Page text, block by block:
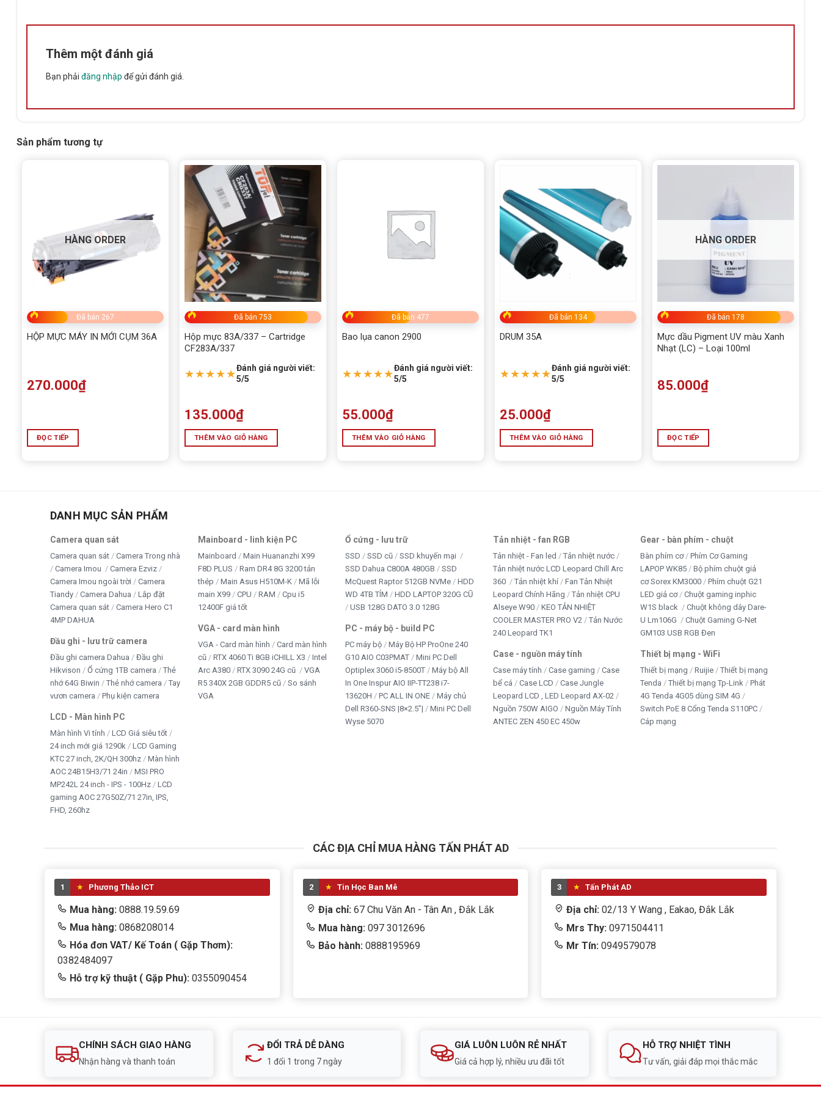
Thêm một đánh giá
Bạn phải đăng nhập để gửi đánh giá.
Sản phẩm tương tự
HÀNG ORDER
Đã bán 267
HỘP MỰC MÁY IN MỚI CỤM 36A
270.000₫
ĐỌC TIẾP
Đã bán 753
Hộp mực 83A/337 – Cartridge
CF283A/337
★★★★★Đánh giá người viết:
5/5
135.000₫
THÊM VÀO GIỎ HÀNG
Đã bán 477
Bao lụa canon 2900
★★★★★Đánh giá người viết:
5/5
55.000₫
THÊM VÀO GIỎ HÀNG
Đã bán 134
DRUM 35A
★★★★★Đánh giá người viết:
5/5
25.000₫
THÊM VÀO GIỎ HÀNG
HÀNG ORDER
Đã bán 178
Mực dầu Pigment UV màu Xanh
Nhạt (LC) – Loại 100ml
85.000₫
ĐỌC TIẾP
DANH MỤC SẢN PHẨM
Camera quan sát
Camera quan sát
Camera Trong nhà
Camera Imou
Camera Ezviz
Camera Imou ngoài trời
Camera
Tiandy
Camera Dahua
Lắp đặt
Camera quan sát
Camera Hero C1
4MP DAHUA
Đầu ghi - lưu trữ camera
Đầu ghi camera Dahua
Đầu ghi
Hikvison
Ổ cứng 1TB camera
Thẻ
nhớ 64G Biwin
Thẻ nhớ camera
Tay
vươn camera
Phụ kiện camera
LCD - Màn hình PC
Màn hình Vi tính
LCD Giá siêu tốt
24 inch mới giá 1290k
LCD Gaming
KTC 27 inch, 2K/QH 300hz
Màn hình
AOC 24B15H3/71 24in
MSI PRO
MP242L 24 inch - IPS - 100Hz
LCD
gaming AOC 27G50Z/71 27in, IPS,
FHD, 260hz
Mainboard - linh kiện PC
Mainboard
Main Huananzhi X99
F8D PLUS
Ram DR4 8G 3200 tản
thép
Main Asus H510M-K
Mã lỗi
main X99
CPU RAM
Cpu i5
12400F giá tốt
VGA - card màn hình
VGA - Card màn hình
Card màn hình
cũ
RTX 4060 Ti 8GB iCHILL X3
Intel
Arc A380
RTX 3090 24G cũ
VGA
R5 340X 2GB GDDR5 cũ
So sánh
VGA
Ổ cứng - lưu trữ
SSD SSD cũ
SSD khuyến mại
SSD Dahua C800A 480GB
SSD
McQuest Raptor 512GB NVMe
HDD
WD 4TB TÍM
HDD LAPTOP 320G CŨ
USB 128G DATO 3.0 128G
PC - máy bộ - build PC
PC máy bộ
Máy Bộ HP ProOne 240
G10 AIO C03PMAT
Mini PC Dell
Optiplex 3060 i5-8500T
Máy bộ All
In One Inspur AIO IIP-TT238 i7-
13620H
PC ALL IN ONE
Máy chủ
Dell R360-SNS |8×2.5”|
Mini PC Dell
Wyse 5070
Tản nhiệt - fan RGB
Tản nhiệt - Fan led
Tản nhiệt nước
Tản nhiệt nước LCD Leopard Chill Arc
360
Tản nhiệt khí
Fan Tản Nhiệt
Leopard Chính Hãng
Tản nhiệt CPU
Alseye W90
KEO TẢN NHIỆT
COOLER MASTER PRO V2
Tản Nước
240 Leopard TK1
Case - nguồn máy tính
Case máy tính Case gaming
Case
bể cá
Case LCD
Case Jungle
Leopard LCD , LED Leopard AX-02
Nguồn 750W AIGO
Nguồn Máy Tính
ANTEC ZEN 450 EC 450w
Gear - bàn phím - chuột
Bàn phím cơ
Phím Cơ Gaming
LAPOP WK85
Bộ phím chuột giả
cơ Sorex KM3000
Phím chuột G21
LED giả cơ
Chuột gaming inphic
W1S black
Chuột không dây Dare-
U Lm106G
Chuột Gaming G-Net
GM103 USB RGB Đen
Thiết bị mạng - WiFi
Thiết bị mạng Ruijie
Thiết bị mạng
Tenda
Thiết bị mạng Tp-Link
Phát
4G Tenda 4G05 dùng SIM 4G
Switch PoE 8 Cổng Tenda S110PC
Cáp mạng
CÁC ĐỊA CHỈ MUA HÀNG TẤN PHÁT AD
1 Phương Thảo ICT
Mua hàng: 0888.19.59.69
Mua hàng: 0868208014
Hóa đơn VAT/ Kế Toán ( Gặp Thơm):
0382484097
Hỗ trợ kỹ thuật ( Gặp Phu): 0355090454
2 Tin Học Ban Mê
Địa chỉ: 67 Chu Văn An - Tân An , Đắk Lắk
Mua hàng: 097 3012696
Bảo hành: 0888195969
3 Tấn Phát AD
Địa chỉ:02/13 Y Wang , Eakao, Đắk Lắk
Mrs Thy: 0971504411
Mr Tín: 0949579078
CHÍNH SÁCH GIAO HÀNG
Nhận hàng và thanh toán
ĐỔI TRẢ DỄ DÀNG
1 đổi 1 trong 7 ngày
GIÁ LUÔN LUÔN RẺ NHẤT
Giá cả hợp lý, nhiều ưu đãi tốt
HỖ TRỢ NHIỆT TÌNH
Tư vấn, giải đáp mọi thắc mắc